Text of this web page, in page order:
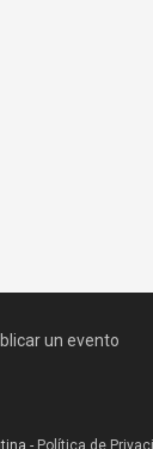
un evento
- Política de